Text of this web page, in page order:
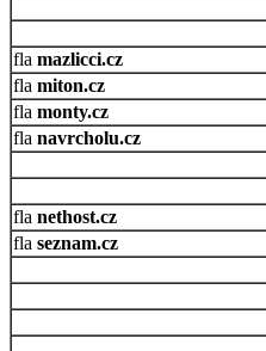
mazlicci.cz
miton.cz
monty.cz
navrcholu.cz
nethost.cz
seznam.cz